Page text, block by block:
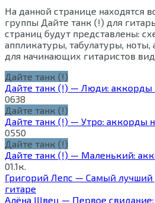
На данной странице находятся
группы Дайте танк (!) для
страниц будут представлены:
аппликатуры, табулатуры, ноты,
для начинающих гитаристов
Дайте танк (!)
Дайте танк (!) — Люди: аккорды
0638
Дайте танк (!)
Дайте танк (!) — Утро: аккорды
0550
Дайте танк (!)
Дайте танк (!) — Маленький:
01.1к.
Григорий Лепс — Самый лучший
гитаре
Алёна Швец — Первое